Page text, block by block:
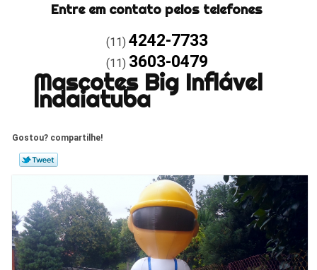
Entre em contato pelos telefones
(11) 4242-7733
(11) 3603-0479
Mascotes Big Inflável
Indaiatuba
Gostou? compartilhe!